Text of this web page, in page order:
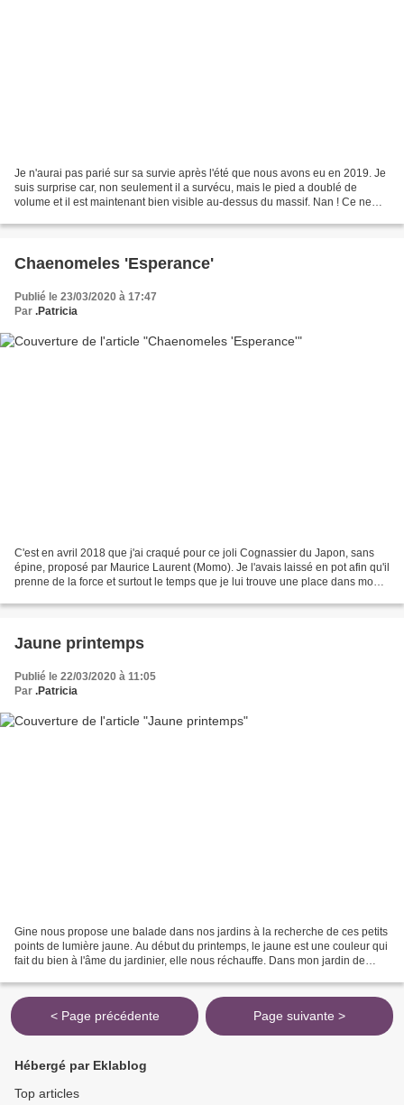
Je n'aurai pas parié sur sa survie après l'été que nous avons eu en 2019. Je
suis surprise car, non seulement il a survécu, mais le pied a doublé de
volume et il est maintenant bien visible au-dessus du massif. Nan ! Ce ne
Chaenomeles 'Esperance'
Publié le 23/03/2020 à 17:47
Par .Patricia
C'est en avril 2018 que j'ai craqué pour ce joli Cognassier du Japon, sans
épine, proposé par Maurice Laurent (Momo). Je l'avais laissé en pot afin qu'il
prenne de la force et surtout le temps que je lui trouve une place dans mon
Jaune printemps
Publié le 22/03/2020 à 11:05
Par .Patricia
Gine nous propose une balade dans nos jardins à la recherche de ces petits
points de lumière jaune. Au début du printemps, le jaune est une couleur qui
fait du bien à l'âme du jardinier, elle nous réchauffe. Dans mon jardin de
< Page précédente Page suivante >
Hébergé par Eklablog
Top articles